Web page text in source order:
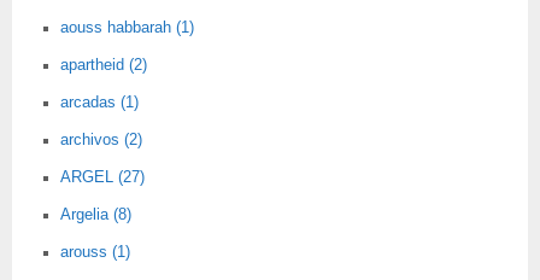
aouss habbarah (1)
apartheid (2)
arcadas (1)
archivos (2)
ARGEL (27)
Argelia (8)
arouss (1)